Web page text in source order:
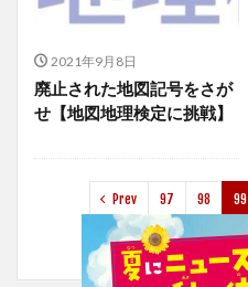
2021年9月8日
廃止された地図記号をさが
せ【地図地理検定に挑戦】
Prev 97 98 99